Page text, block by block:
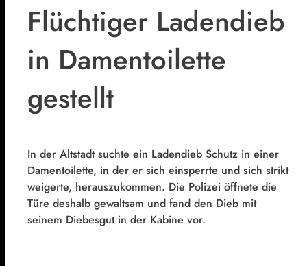
Flüchtiger Ladendieb
in Damentoilette
gestellt
In der Altstadt suchte ein Ladendieb Schutz in einer
Damentoilette, in der er sich einsperrte und sich strikt
weigerte, herauszukommen. Die Polizei öffnete die
Türe deshalb gewaltsam und fand den Dieb mit
seinem Diebesgut in der Kabine vor.